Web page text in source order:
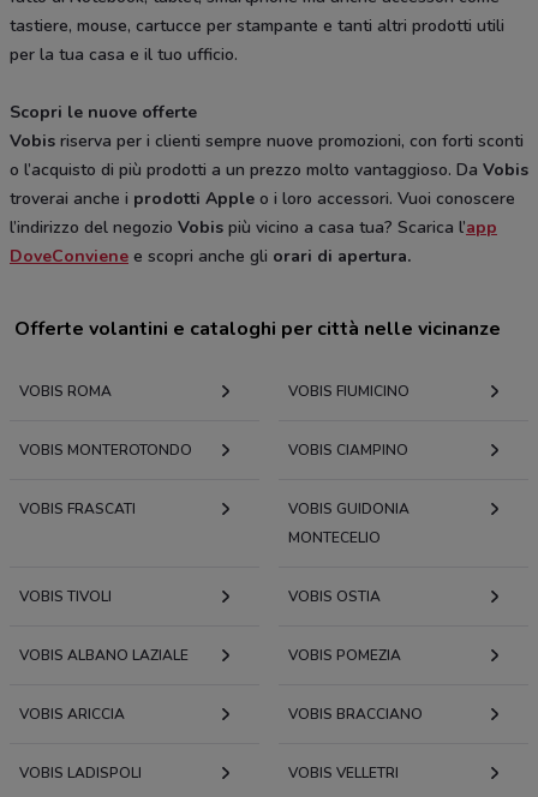
tastiere, mouse, cartucce per stampante e tanti altri prodotti utili
per la tua casa e il tuo ufficio.
Scopri le nuove offerte
Vobis riserva per i clienti sempre nuove promozioni, con forti sconti
o l’acquisto di più prodotti a un prezzo molto vantaggioso. Da Vobis
troverai anche i prodotti Apple o i loro accessori. Vuoi conoscere
l’indirizzo del negozio Vobis più vicino a casa tua? Scarica l’app
DoveConviene e scopri anche gli orari di apertura.
Offerte volantini e cataloghi per città nelle vicinanze
VOBIS ROMA VOBIS FIUMICINO
VOBIS MONTEROTONDO VOBIS CIAMPINO
VOBIS FRASCATI
VOBIS GUIDONIA
MONTECELIO
VOBIS TIVOLI VOBIS OSTIA
VOBIS ALBANO LAZIALE VOBIS POMEZIA
VOBIS ARICCIA VOBIS BRACCIANO
VOBIS LADISPOLI VOBIS VELLETRI